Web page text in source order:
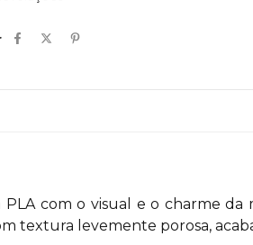
com o visual e o charme da
textura levemente porosa,